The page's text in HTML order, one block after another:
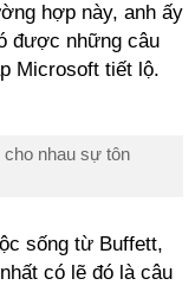
hợp này, anh ấy
được những câu
Microsoft tiết lộ.
cho nhau sự tôn
sống từ Buffett,
có lẽ đó là câu